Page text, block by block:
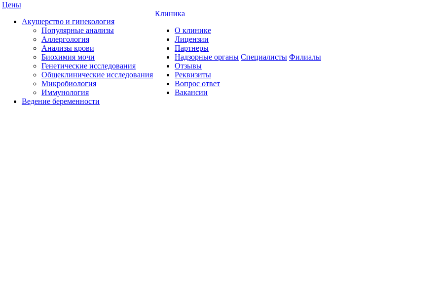
Цены
Акушерство и гинекология
Популярные анализы
Аллергология
Анализы крови
Биохимия мочи
Генетические исследования
Общеклинические исследования
Микробиология
Иммунология
Ведение беременности
Клиника
О клинике
Лицензии
Партнеры
Надзорные органы
Отзывы
Реквизиты
Вопрос ответ
Вакансии
Специалисты Филиалы